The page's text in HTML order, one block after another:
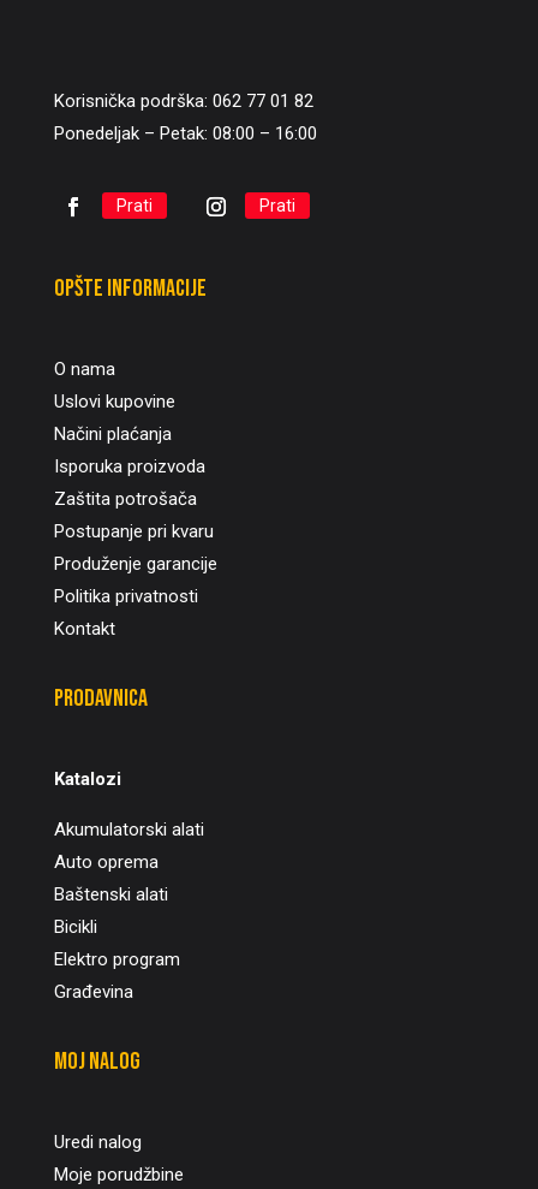
Korisnička podrška: 062 77 01 82
Ponedeljak – Petak: 08:00 – 16:00
Prati Prati
Opšte informacije
O nama
Uslovi kupovine
Načini plaćanja
Isporuka proizvoda
Zaštita potrošača
Postupanje pri kvaru
Produženje garancije
Politika privatnosti
Kontakt
Prodavnica
Katalozi
Akumulatorski alati
Auto oprema
Baštenski alati
Bicikli
Elektro program
Građevina
Moj nalog
Uredi nalog
Moje porudžbine